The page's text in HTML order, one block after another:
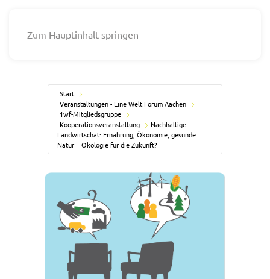
Zum Hauptinhalt springen
Start
Veranstaltungen - Eine Welt Forum Aachen
1wf-Mitgliedsgruppe
Kooperationsveranstaltung
Nachhaltige
Landwirtschat: Ernährung, Ökonomie, gesunde
Natur = Ökologie für die Zukunft?